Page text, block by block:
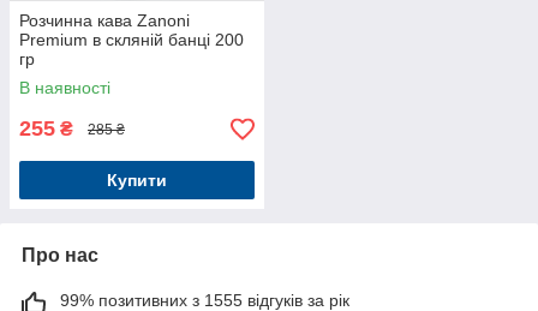
Розчинна кава Zanoni
Premium в скляній банці 200
гр
В наявності
255 ₴ 285 ₴
Купити
Про нас
99% позитивних з 1555 відгуків за рік